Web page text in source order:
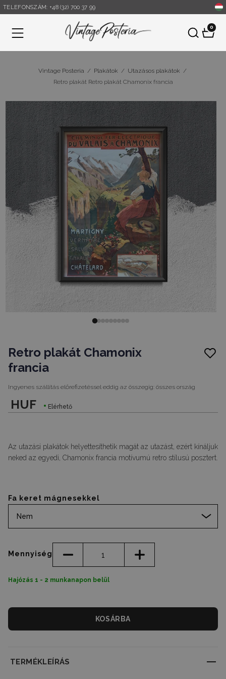
TELEFONSZÁM: +48 (32) 700 37 99
Menü
0
Vintage Posteria / Plakátok / Utazásos plakátok /
Retro plakát Retro plakát Chamonix francia
Retro plakát Chamonix
francia
Ingyenes szállítás előrefizetéssel eddig az összegig: összes ország
HUF Elérhető
Az utazási plakátok helyettesíthetik magát az utazást, ezért kínáljuk
neked az egyedi, Chamonix francia motívumú retro stílusú posztert.
Hajózás 1 - 2 munkanapon belül
Fa keret mágnesekkel
Nem
Mennyiség
KOSÁRBA
TERMÉKLEÍRÁS